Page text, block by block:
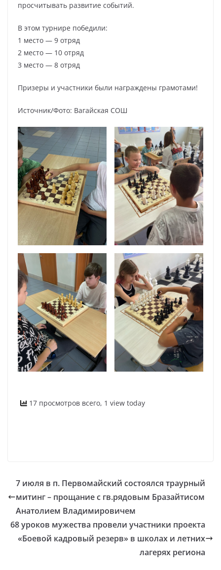
просчитывать развитие событий.
В этом турнире победили:
1 место — 9 отряд
2 место — 10 отряд
3 место — 8 отряд
Призеры и участники были награждены грамотами!
Источник/Фото: Вагайская СОШ
17 просмотров всего, 1 view today
7 июля в п. Первомайский состоялся траурный
митинг – прощание с гв.рядовым Бразайтисом
Анатолием Владимировичем
68 уроков мужества провели участники проекта
«Боевой кадровый резерв» в школах и летних
лагерях региона